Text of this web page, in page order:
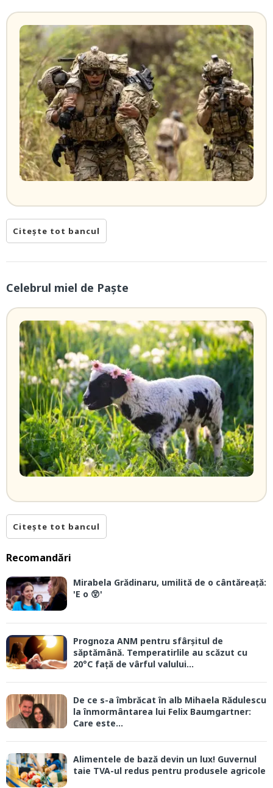
Citește tot bancul
Celebrul miel de Paște
Citește tot bancul
Recomandări
Mirabela Grădinaru, umilită de o cântăreață:
'E o 😲'
Prognoza ANM pentru sfârșitul de
săptămână. Temperatirlile au scăzut cu
20°C față de vârful valului...
De ce s-a îmbrăcat în alb Mihaela Rădulescu
la înmormântarea lui Felix Baumgartner:
Care este...
Alimentele de bază devin un lux! Guvernul
taie TVA-ul redus pentru produsele agricole